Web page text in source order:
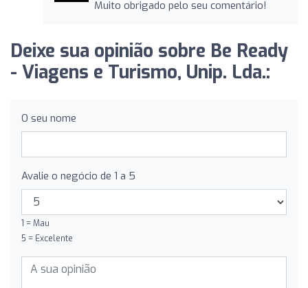
Muito obrigado pelo seu comentário!
Deixe sua opinião sobre Be Ready
- Viagens e Turismo, Unip. Lda.:
O seu nome
Avalie o negócio de 1 a 5
1 = Mau
5 = Excelente